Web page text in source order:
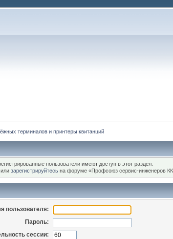
терминалов и принтеры квитанций
пользователи имеют доступ в этот раздел.
илизарегистрируйтесь на форуме «Профсоюз сервис-инженеров
пользователя:
Пароль:
сессии: